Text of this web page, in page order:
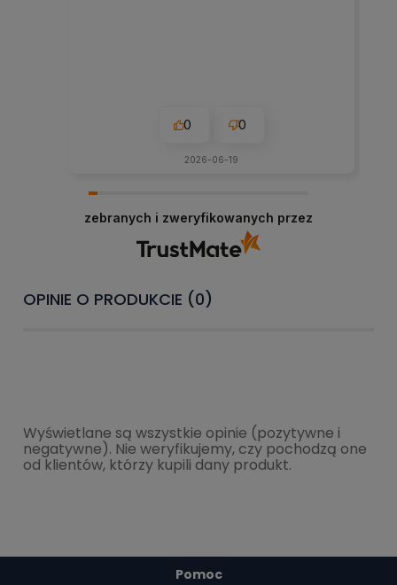
0 0
2026-06-19
zebranych i zweryfikowanych przez
OPINIE O PRODUKCIE (0)
Wyświetlane są wszystkie opinie (pozytywne i
negatywne). Nie weryfikujemy, czy pochodzą one
od klientów, którzy kupili dany produkt.
Pomoc